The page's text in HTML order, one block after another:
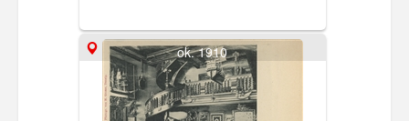
ok. 1910